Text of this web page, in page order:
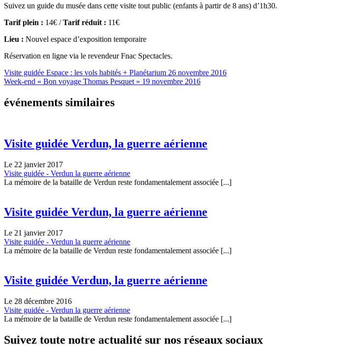
Suivez un guide du musée dans cette visite tout public (enfants à partir de 8 ans) d’1h30.
Tarif plein : 14€ /Tarif réduit : 11€
Lieu : Nouvel espace d’exposition temporaire
Réservation en ligne via le revendeur Fnac Spectacles.
Visite guidée Espace : les vols habités + Planétarium 26 novembre 2016
Week-end « Bon voyage Thomas Pesquet » 19 novembre 2016
événements similaires
Visite guidée Verdun, la guerre aérienne
Le 22 janvier 2017
Visite guidée - Verdun la guerre aérienne
La mémoire de la bataille de Verdun reste fondamentalement associée [...]
Visite guidée Verdun, la guerre aérienne
Le 21 janvier 2017
Visite guidée - Verdun la guerre aérienne
La mémoire de la bataille de Verdun reste fondamentalement associée [...]
Visite guidée Verdun, la guerre aérienne
Le 28 décembre 2016
Visite guidée - Verdun la guerre aérienne
La mémoire de la bataille de Verdun reste fondamentalement associée [...]
Suivez toute notre actualité sur nos réseaux sociaux